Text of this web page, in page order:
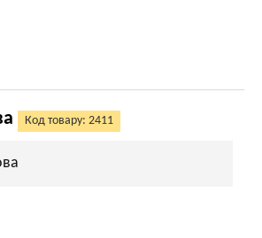
Код товару: 2411